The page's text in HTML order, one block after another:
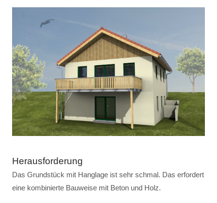
Herausforderung
Das Grundstück mit Hanglage ist sehr schmal. Das erfordert
eine kombinierte Bauweise mit Beton und Holz.